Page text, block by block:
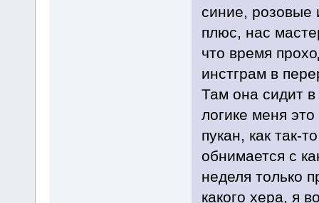
синие, розовые
плюс, нас
что время
инстграм в
Там она сидит
логике меня
пукан, как так-
обнимается с
неделя только
какого хера, я